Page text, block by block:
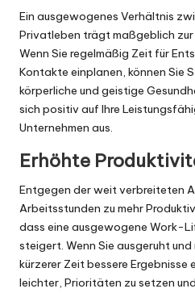
Ein ausgewogenes Verhältnis
Privatleben trägt maßgeblich zur
Wenn Sie regelmäßig Zeit für
Kontakte einplanen, können Sie
körperliche und geistige
sich positiv auf Ihre
Unternehmen aus.
Erhöhte
Entgegen der weit verbreiteten
Arbeitsstunden zu mehr
dass eine ausgewogene Work-
steigert. Wenn Sie ausgeruht
kürzerer Zeit bessere Ergebnisse
leichter, Prioritäten zu setzen